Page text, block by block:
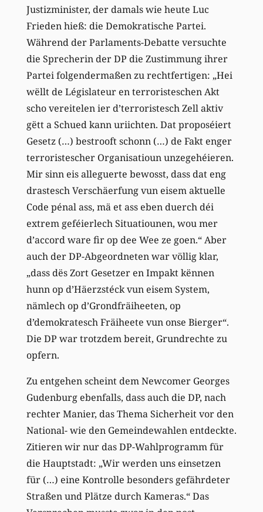
Justizminister, der damals wie heute Luc
Frieden hieß: die Demokratische Partei.
Während der Parlaments-Debatte versuchte
die Sprecherin der DP die Zustimmung ihrer
Partei folgendermaßen zu rechtfertigen: „Hei
wëllt de Législateur en terroristeschen Akt
scho vereitelen ier d’terroristesch Zell aktiv
gëtt a Schued kann uriichten. Dat proposéiert
Gesetz (…) bestrooft schonn (…) de Fakt enger
terroristescher Organisatioun unzegehéieren.
Mir sinn eis alleguerte bewosst, dass dat eng
drastesch Verschäerfung vun eisem aktuelle
Code pénal ass, mä et ass eben duerch déi
extrem geféierlech Situatiounen, wou mer
d’accord ware fir op dee Wee ze goen.“ Aber
auch der DP-Abgeordneten war völlig klar,
„dass dës Zort Gesetzer en Impakt kënnen
hunn op d’Häerzstéck vun eisem System,
nämlech op d’Grondfräiheeten, op
d’demokratesch Fräiheete vun onse Bierger“.
Die DP war trotzdem bereit, Grundrechte zu
opfern.
Zu entgehen scheint dem Newcomer Georges
Gudenburg ebenfalls, dass auch die DP, nach
rechter Manier, das Thema Sicherheit vor den
National- wie den Gemeindewahlen entdeckte.
Zitieren wir nur das DP-Wahlprogramm für
die Hauptstadt: „Wir werden uns einsetzen
für (…) eine Kontrolle besonders gefährdeter
Straßen und Plätze durch Kameras.“ Das